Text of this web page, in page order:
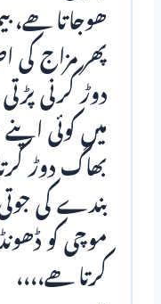
ھوجاتا ھے،
پھر مزاج کی
دوڑ کرنی
میں کوئی
بھاگ دوڑ
بندے کی
موچی کو
کرتا ھے،،،،